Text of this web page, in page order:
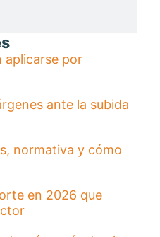
aplicarse por
ante la subida
normativa y cómo
en 2026 que